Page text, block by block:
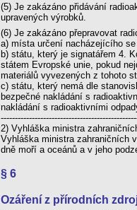
(5) Je zakázáno přidávání
upravených výrobků.
(6) Je zakázáno přepravovat
a) místa určení nacházejícího
b) státu, který je signatářem 4.
státem Evropské unie, pokud
materiálů vyvezených z tohoto
c) státu, který nemá dle
bezpečné nakládání s
nakládání s radioaktivními
2) Vyhláška ministra
Vyhláška ministra zahraničních
dně moří a oceánů a v jeho
§ 6
Ozáření z přírodních